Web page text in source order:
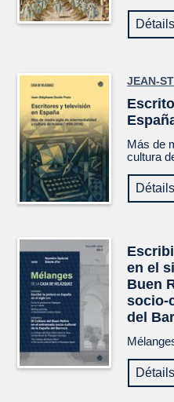
Détails
JEAN-
Más de
cultura
Détails
en el
Buen
socio-
del
Détails